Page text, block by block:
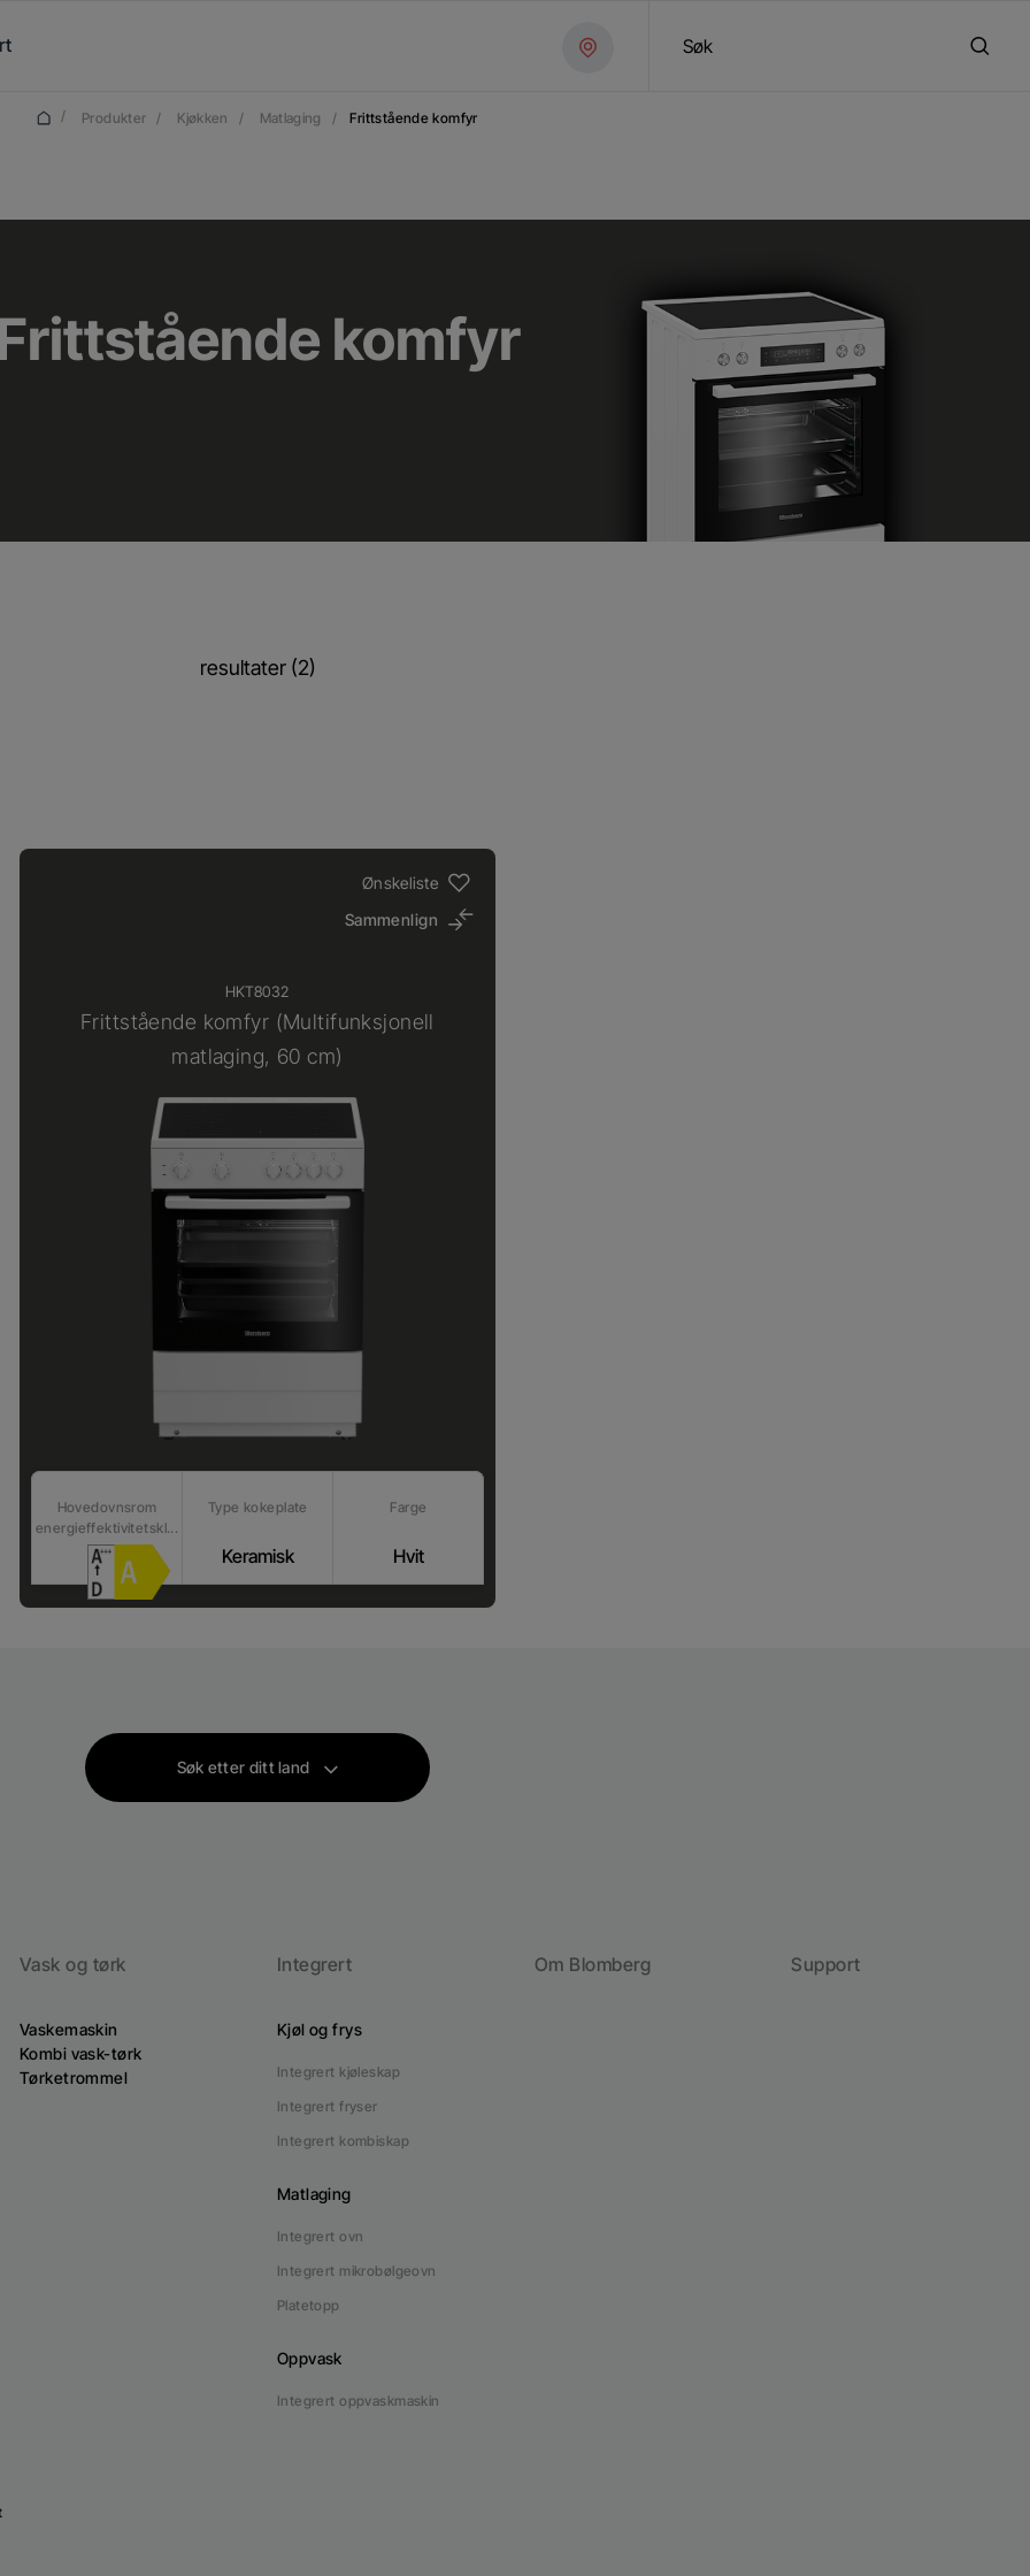
Søk
/ Produkter / Kjøkken / Matlaging / Frittstående komfyr
komfyr
resultater (2)
Ønskeliste
Sammenlign
HKT8032
Frittstående komfyr (Multifunksjonell
matlaging, 60 cm)
Hovedovnsrom
energieffektivitetskl...
Type kokeplate
Keramisk
Farge
Hvit
Søk etter ditt land
Vask og tørk
Vaskemaskin
Kombi vask-tørk
Tørketrommel
Integrert
Kjøl og frys
Integrert kjøleskap
Integrert fryser
Integrert kombiskap
Matlaging
Integrert ovn
Integrert mikrobølgeovn
Platetopp
Oppvask
Integrert oppvaskmaskin
Om Blomberg Support